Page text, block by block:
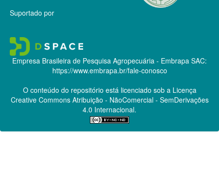
Suportado por
Empresa Brasileira de Pesquisa Agropecuária - Embrapa SAC:
https://www.embrapa.br/fale-conosco
O conteúdo do repositório está licenciado sob a Licença
Creative CommonsAtribuição - NãoComercial - SemDerivações
4.0 Internacional.